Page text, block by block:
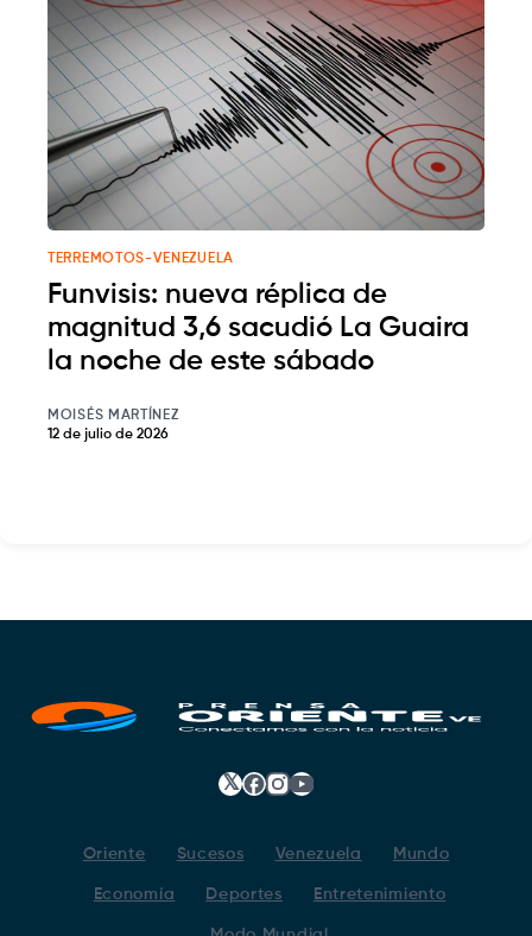
TERREMOTOS-VENEZUELA
Funvisis: nueva réplica de
magnitud 3,6 sacudió La Guaira
la noche de este sábado
MOISÉS MARTÍNEZ
12 de julio de 2026
𝕏 Facebook
Instagram
YouTube
Oriente Sucesos Venezuela Mundo
Economía Deportes Entretenimiento